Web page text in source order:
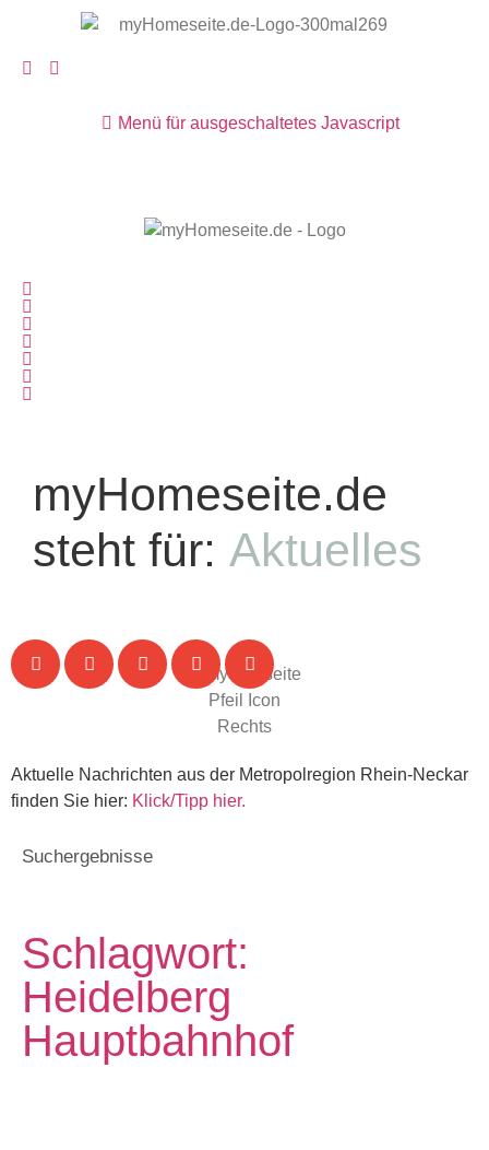
Menü für ausgeschaltetes Javascript
myHomeseite.de
steht für: Aktuelles
Aktuelle Nachrichten aus der Metropolregion Rhein-Neckar
finden Sie hier: Klick/Tipp hier.
Suchergebnisse
Schlagwort:
Heidelberg
Hauptbahnhof